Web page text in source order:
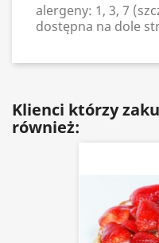
alergeny: 1, 3, 7
dostępna na dole
Klienci którzy
również: